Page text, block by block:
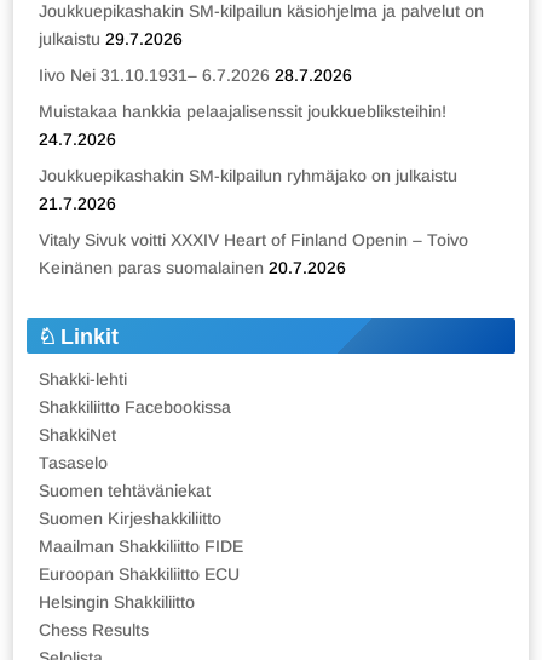
Joukkuepikashakin SM-kilpailun käsiohjelma ja palvelut on
julkaistu 29.7.2026
Iivo Nei 31.10.1931– 6.7.2026 28.7.2026
Muistakaa hankkia pelaajalisenssit joukkuebliksteihin!
24.7.2026
Joukkuepikashakin SM-kilpailun ryhmäjako on julkaistu
21.7.2026
Vitaly Sivuk voitti XXXIV Heart of Finland Openin – Toivo
Keinänen paras suomalainen 20.7.2026
Linkit
Shakki-lehti
Shakkiliitto Facebookissa
ShakkiNet
Tasaselo
Suomen tehtäväniekat
Suomen Kirjeshakkiliitto
Maailman Shakkiliitto FIDE
Euroopan Shakkiliitto ECU
Helsingin Shakkiliitto
Chess Results